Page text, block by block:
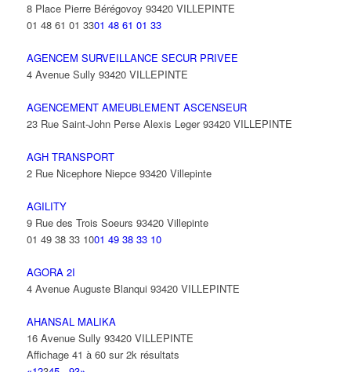
8 Place Pierre Bérégovoy 93420 VILLEPINTE
01 48 61 01 3301 48 61 01 33
AGENCEM SURVEILLANCE SECUR PRIVEE
4 Avenue Sully 93420 VILLEPINTE
AGENCEMENT AMEUBLEMENT ASCENSEUR
23 Rue Saint-John Perse Alexis Leger 93420 VILLEPINTE
AGH TRANSPORT
2 Rue Nicephore Niepce 93420 Villepinte
AGILITY
9 Rue des Trois Soeurs 93420 Villepinte
01 49 38 33 1001 49 38 33 10
AGORA 2I
4 Avenue Auguste Blanqui 93420 VILLEPINTE
AHANSAL MALIKA
16 Avenue Sully 93420 VILLEPINTE
Affichage 41 à 60 sur 2k résultats